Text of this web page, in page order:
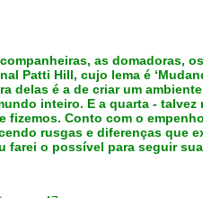
as domadoras,
Hill, cujo lema é
é a de criar um
inteiro. E a quarta -
fizemos. Conto com o
rusgas e diferenças que
o possível para seguir